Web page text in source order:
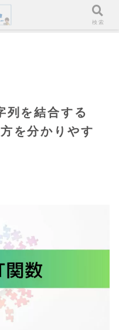
列を結合する
を分かりやす
検索